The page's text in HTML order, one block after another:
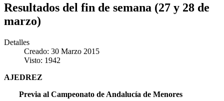
Resultados del fin de semana (27 y 28 de
marzo)
Detalles
Creado: 30 Marzo 2015
Visto: 1942
AJEDREZ
Previa al Campeonato de Andalucía de Menores